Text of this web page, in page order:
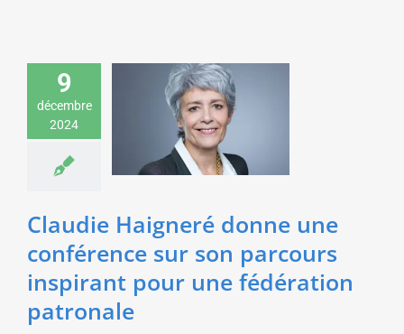
9
décembre
2024
Claudie Haigneré
donne une conférence
sur son parcours
inspirant pour une
fédération patronale
Sciences & Technologies
Claudie Haigneré donne une
conférence sur son parcours
inspirant pour une fédération
patronale